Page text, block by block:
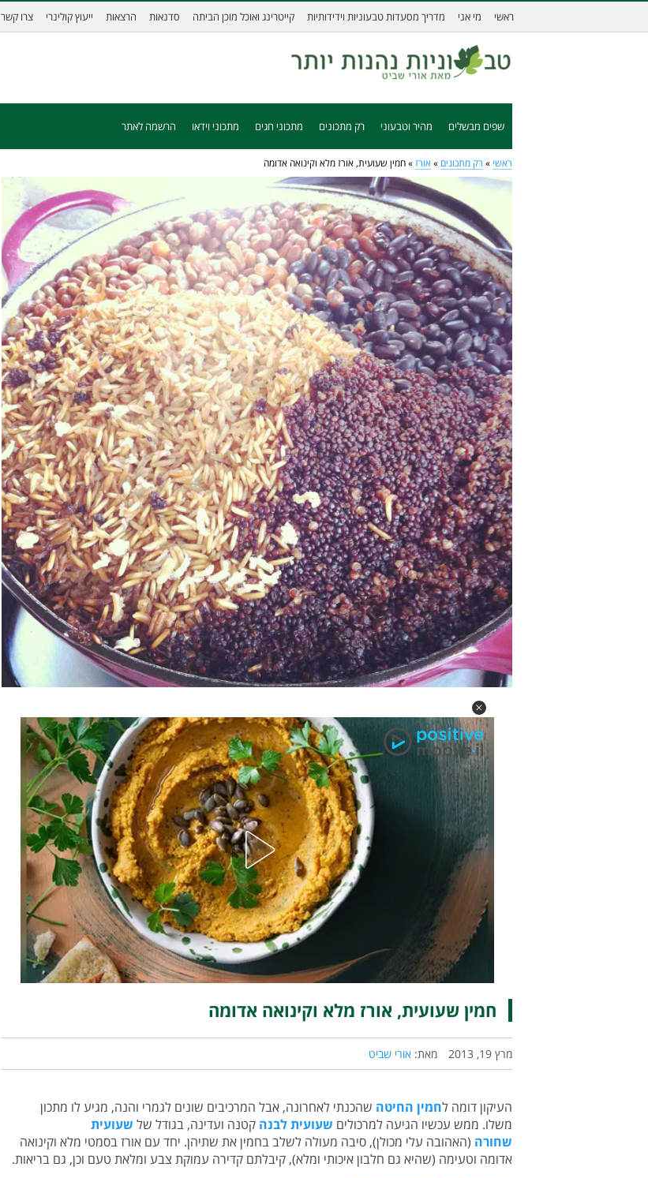
ראשי מי אני מדריך מסעדות טבעוניות וידידותיות קייטרינג ואוכל מוכן הביתה סדנאות הרצאות ייעוץ קולינרי צרו קשר
שפים מבשלים מהיר וטבעוני רק מתכונים מתכוני חגים מתכוני וידאו הרשמה לאתר
ראשי » רק מתכונים » אורז » חמין שעועית, אורז מלא וקינואה אדומה
חמין שעועית, אורז מלא וקינואה אדומה
מרץ 19, 2013 מאת: אורי שביט
העיקון דומה לחמין החיטה שהכנתי לאחרונה, אבל המרכיבים שונים לגמרי והנה, מגיע לו מתכון
משלו. ממש עכשיו הגיעה למרכולים שעועית לבנה קטנה ועדינה, בגודל של שעועית
שחורה (האהובה עלי מכולן), סיבה מעולה לשלב בחמין את שתיהן. יחד עם אורז בסמטי מלא וקינואה
אדומה וטעימה (שהיא גם חלבון איכותי ומלא), קיבלתם קדירה עמוקת צבע ומלאת טעם וכן, גם בריאות.